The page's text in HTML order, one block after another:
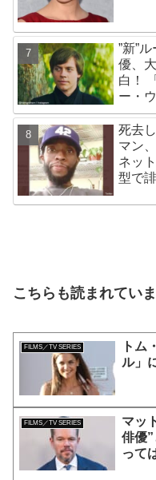
”新”
優、
白！
ー・
とに
死去
マン
ネッ
型で
こちらも読まれていま
FILMS／TV SERIES
トム
ル」
FILMS／TV SERIES
マッ
俳優
って